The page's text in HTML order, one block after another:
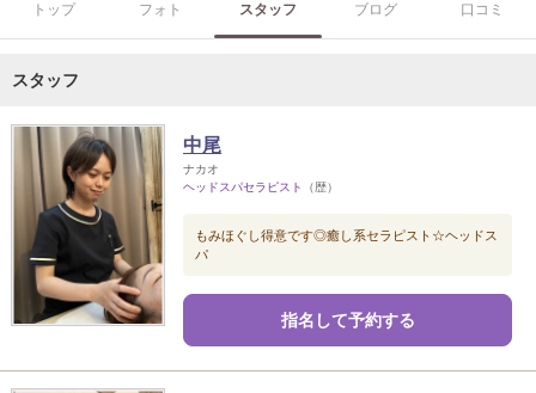
トップ フォト スタッフ ブログ 口コミ
スタッフ
中尾
ナカオ
ヘッドスパセラピスト
（歴）
もみほぐし得意です◎癒し系セラピスト☆ヘッドス
パ
指名して予約する